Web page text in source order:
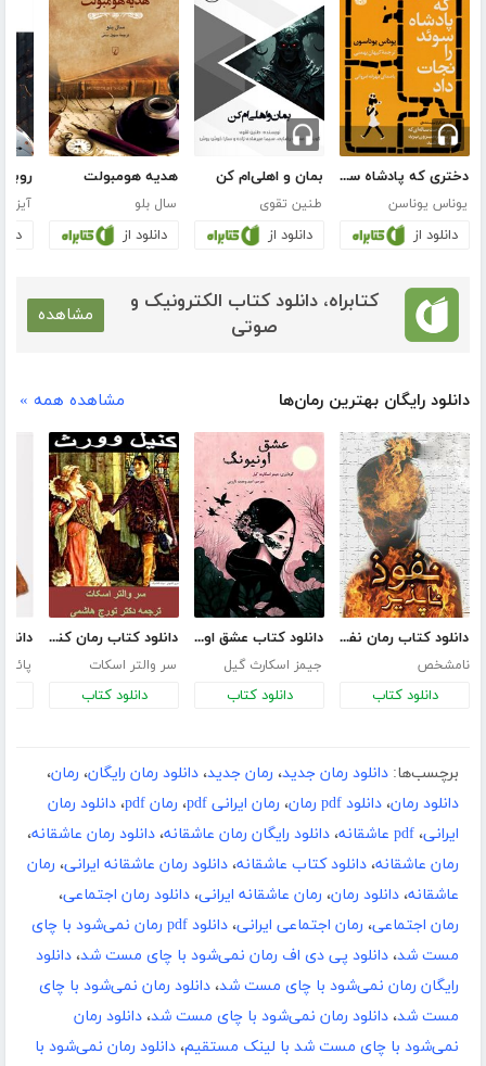
دختری که پادشاه سوئد را نجات داد
یوناس یوناسن
دانلود از
بمان و اهلی‌ام کن
طنین تقوی
دانلود از
هدیه هومبولت
سال بلو
دانلود از
کتابراه، دانلود کتاب الکترونیک و
صوتی
مشاهده
دانلود رایگان بهترین رمان‌ها مشاهده همه »
دانلود کتاب رمان نفوذ ناپذیر
نامشخص
دانلود کتاب
دانلود کتاب عشق اونیونگ
جیمز اسکارث گیل
دانلود کتاب
دانلود کتاب رمان کنیل وورث
سر والتر اسکات
دانلود کتاب
برچسب‌ها: دانلود رمان جدید، رمان جدید، دانلود رمان رایگان، رمان،
دانلود رمان، دانلود pdf رمان ، رمان ایرانی pdf ، رمان pdf ، دانلود رمان
ایرانی، pdf عاشقانه ، دانلود رایگان رمان عاشقانه، دانلود رمان عاشقانه،
رمان عاشقانه، دانلود کتاب عاشقانه، دانلود رمان عاشقانه ایرانی، رمان
عاشقانه، دانلود رمان، رمان عاشقانه ایرانی، دانلود رمان اجتماعی،
رمان اجتماعی، رمان اجتماعی ایرانی،
دانلود pdf رمان نمی‌شود با چای
مست شد، دانلود پی دی اف رمان نمی‌شود با چای مست شد، دانلود
رایگان رمان نمی‌شود با چای مست شد، دانلود رمان نمی‌شود با چای
مست شد، دانلود رمان نمی‌شود با چای مست شد، دانلود رمان
نمی‌شود با چای مست شد با لینک مستقیم، دانلود رمان نمی‌شود با